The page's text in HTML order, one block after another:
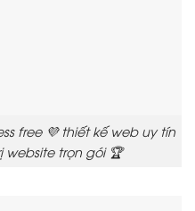
free 💜 thiết kế web uy tín
website trọn gói 🏆